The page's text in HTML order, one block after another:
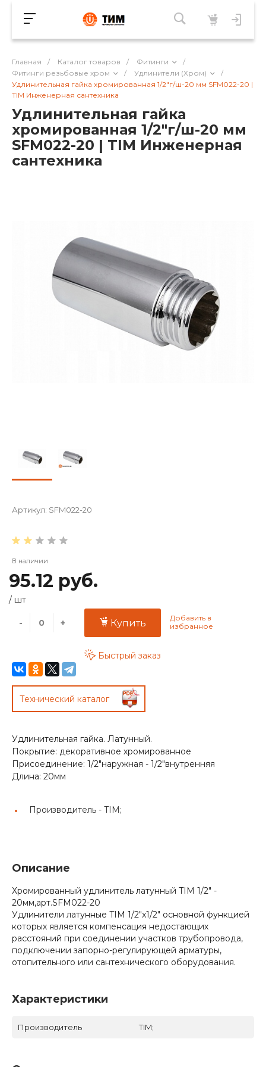
Главная / Каталог товаров / Фитинги
/
Фитинги резьбовые хром
/ Удлинители (Хром)
/
Удлинительная гайка хромированная 1/2"г/ш-20 мм SFM022-20 |
TIM Инженерная сантехника
Удлинительная гайка
хромированная 1/2"г/ш-20 мм
SFM022-20 | TIM Инженерная
сантехника
Артикул: SFM022-20
В наличии
95.12 руб.
/ шт
- + Купить
Быстрый заказ
Технический каталог
Удлинительная гайка. Латунный.
Покрытие: декоративное хромированное
Присоединение: 1/2"наружная - 1/2"внутренняя
Длина: 20мм
Производитель - TIM;
Описание
Хромированный удлинитель латунный TIM 1/2" -
20мм,арт.SFM022-20
Удлинители латунные TIM 1/2"x1/2" основной функцией
которых является компенсация недостающих
расстояний при соединении участков трубопровода,
подключении запорно-регулирующей арматуры,
отопительного или сантехнического оборудования.
Характеристики
Производитель TIM;